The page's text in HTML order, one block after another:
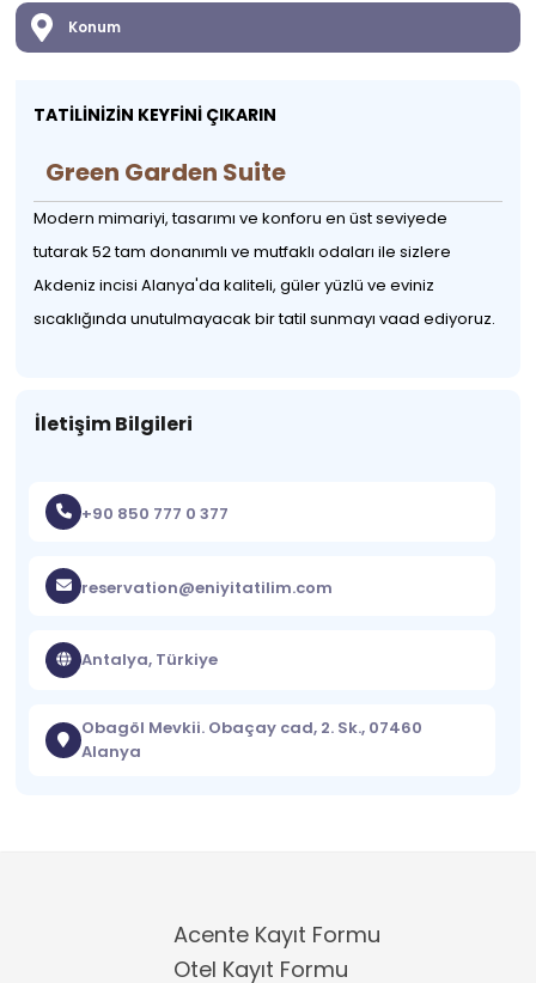
Konum
TATİLİNİZİN KEYFİNİ ÇIKARIN
Green Garden Suite
Modern mimariyi, tasarımı ve konforu en üst seviyede
tutarak 52 tam donanımlı ve mutfaklı odaları ile sizlere
Akdeniz incisi Alanya'da kaliteli, güler yüzlü ve eviniz
sıcaklığında unutulmayacak bir tatil sunmayı vaad ediyoruz.
İletişim Bilgileri
+90 850 777 0 377
reservation@eniyitatilim.com
Antalya, Türkiye
Obagöl Mevkii. Obaçay cad, 2. Sk., 07460
Alanya
Acente Kayıt Formu
Otel Kayıt Formu